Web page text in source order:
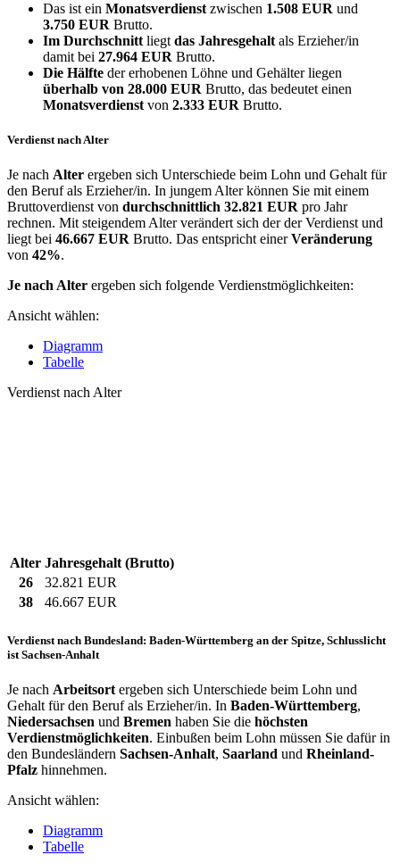
Das ist ein Monatsverdienst zwischen 1.508 EUR und
3.750 EUR Brutto.
Im Durchschnitt liegt das Jahresgehalt als Erzieher/in
damit bei 27.964 EUR Brutto.
Die Hälfte der erhobenen Löhne und Gehälter liegen
überhalb von 28.000 EUR Brutto, das bedeutet einen
Monatsverdienst von 2.333 EUR Brutto.
Verdienst nach Alter
Je nach Alter ergeben sich Unterschiede beim Lohn und Gehalt für
den Beruf als Erzieher/in. In jungem Alter können Sie mit einem
Bruttoverdienst von durchschnittlich 32.821 EUR pro Jahr
rechnen. Mit steigendem Alter verändert sich der der Verdienst und
liegt bei 46.667 EUR Brutto. Das entspricht einerVeränderung
von 42%.
Je nach Alter ergeben sich folgende Verdienstmöglichkeiten:
Ansicht wählen:
Diagramm
Tabelle
Verdienst nach Alter
Alter Jahresgehalt (Brutto)
26
32.821 EUR
38
46.667 EUR
Verdienst nach Bundesland: Baden-Württemberg an der Spitze, Schlusslicht
ist Sachsen-Anhalt
Je nach Arbeitsort ergeben sich Unterschiede beim Lohn und
Gehalt für den Beruf als Erzieher/in. In Baden-Württemberg,
Niedersachsen und Bremen haben Sie die höchsten
Verdienstmöglichkeiten. Einbußen beim Lohn müssen Sie dafür in
den Bundesländern Sachsen-Anhalt, Saarland und Rheinland-
Pfalz hinnehmen.
Ansicht wählen:
Diagramm
Tabelle